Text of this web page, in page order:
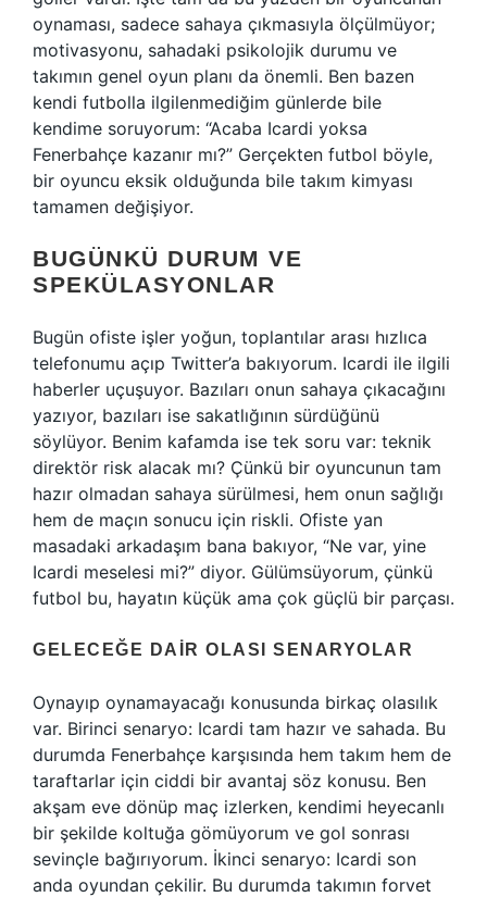
oynaması, sadece sahaya çıkmasıyla ölçülmüyor;
motivasyonu, sahadaki psikolojik durumu ve
takımın genel oyun planı da önemli. Ben bazen
kendi futbolla ilgilenmediğim günlerde bile
kendime soruyorum: “Acaba Icardi yoksa
Fenerbahçe kazanır mı?” Gerçekten futbol böyle,
bir oyuncu eksik olduğunda bile takım kimyası
tamamen değişiyor.
BUGÜNKÜ DURUM VE
SPEKÜLASYONLAR
Bugün ofiste işler yoğun, toplantılar arası hızlıca
telefonumu açıp Twitter’a bakıyorum. Icardi ile ilgili
haberler uçuşuyor. Bazıları onun sahaya çıkacağını
yazıyor, bazıları ise sakatlığının sürdüğünü
söylüyor. Benim kafamda ise tek soru var: teknik
direktör risk alacak mı? Çünkü bir oyuncunun tam
hazır olmadan sahaya sürülmesi, hem onun sağlığı
hem de maçın sonucu için riskli. Ofiste yan
masadaki arkadaşım bana bakıyor, “Ne var, yine
Icardi meselesi mi?” diyor. Gülümsüyorum, çünkü
futbol bu, hayatın küçük ama çok güçlü bir parçası.
GELECEĞE DAIR OLASI SENARYOLAR
Oynayıp oynamayacağı konusunda birkaç olasılık
var. Birinci senaryo: Icardi tam hazır ve sahada. Bu
durumda Fenerbahçe karşısında hem takım hem de
taraftarlar için ciddi bir avantaj söz konusu. Ben
akşam eve dönüp maç izlerken, kendimi heyecanlı
bir şekilde koltuğa gömüyorum ve gol sonrası
sevinçle bağırıyorum. İkinci senaryo: Icardi son
anda oyundan çekilir. Bu durumda takımın forvet